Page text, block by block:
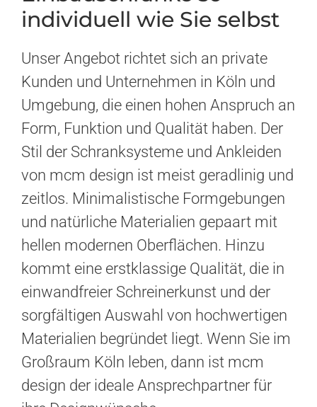
individuell wie Sie selbst
Unser Angebot richtet sich an private
Kunden und Unternehmen in Köln und
Umgebung, die einen hohen Anspruch an
Form, Funktion und Qualität haben. Der
Stil der Schranksysteme und Ankleiden
von mcm design ist meist geradlinig und
zeitlos. Minimalistische Formgebungen
und natürliche Materialien gepaart mit
hellen modernen Oberflächen. Hinzu
kommt eine erstklassige Qualität, die in
einwandfreier Schreinerkunst und der
sorgfältigen Auswahl von hochwertigen
Materialien begründet liegt. Wenn Sie im
Großraum Köln leben, dann ist mcm
design der ideale Ansprechpartner für